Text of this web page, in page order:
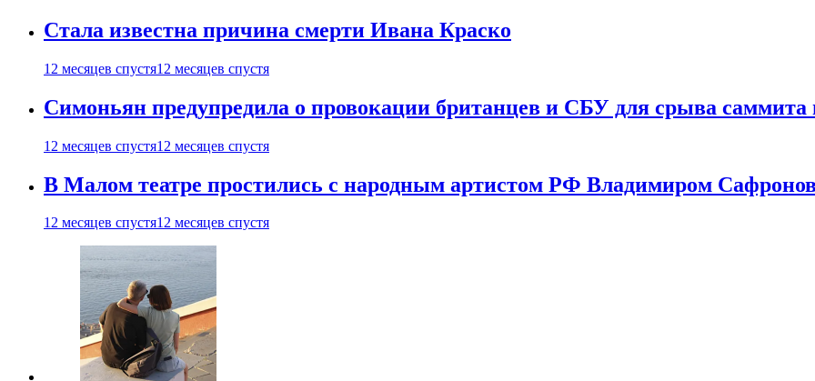
Стала известна причина смерти Ивана Краско
12 месяцев спустя12 месяцев спустя
Симоньян предупредила о провокации британцев и СБУ для срыва саммита
12 месяцев спустя12 месяцев спустя
В Малом театре простились с народным артистом РФ Владимиром
12 месяцев спустя12 месяцев спустя